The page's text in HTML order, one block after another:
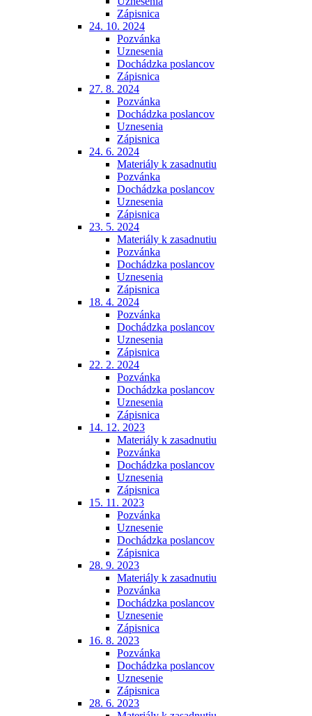
Zápisnica
24. 10. 2024
Pozvánka
Uznesenia
Dochádzka poslancov
Zápisnica
27. 8. 2024
Pozvánka
Dochádzka poslancov
Uznesenia
Zápisnica
24. 6. 2024
Materiály k zasadnutiu
Pozvánka
Dochádzka poslancov
Uznesenia
Zápisnica
23. 5. 2024
Materiály k zasadnutiu
Pozvánka
Dochádzka poslancov
Uznesenia
Zápisnica
18. 4. 2024
Pozvánka
Dochádzka poslancov
Uznesenia
Zápisnica
22. 2. 2024
Pozvánka
Dochádzka poslancov
Uznesenia
Zápisnica
14. 12. 2023
Materiály k zasadnutiu
Pozvánka
Dochádzka poslancov
Uznesenia
Zápisnica
15. 11. 2023
Pozvánka
Uznesenie
Dochádzka poslancov
Zápisnica
28. 9. 2023
Materiály k zasadnutiu
Pozvánka
Dochádzka poslancov
Uznesenie
Zápisnica
16. 8. 2023
Pozvánka
Dochádzka poslancov
Uznesenie
Zápisnica
28. 6. 2023